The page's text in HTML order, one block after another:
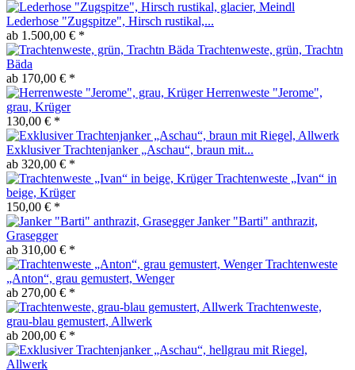
Lederhose "Zugspitze", Hirsch rustikal,...
ab 1.500,00 € *
Trachtenweste, grün, Trachtn
Bäda
ab 170,00 € *
Herrenweste "Jerome",
grau, Krüger
130,00 € *
Exklusiver Trachtenjanker „Aschau“, braun mit...
ab 320,00 € *
Trachtenweste „Ivan“ in
beige, Krüger
150,00 € *
Janker "Barti" anthrazit,
Grasegger
ab 310,00 € *
Trachtenweste
„Anton“, grau gemustert, Wenger
ab 270,00 € *
Trachtenweste,
grau-blau gemustert, Allwerk
ab 200,00 € *